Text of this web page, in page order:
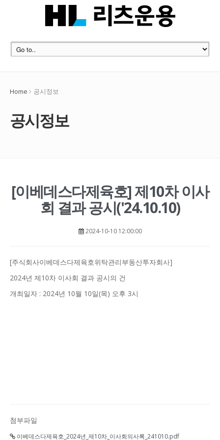
Home 공시정보
공시정보
[이베데스다제육호] 제10차 이사
회 결과 공시('24.10.10)
2024-10-10 12:00:00
[주식회사이베데스다제육호위탁관리부동산투자회사]
2024년 제10차 이사회 결과 공시의 건
개최일자 : 2024년 10월 10일(목) 오후 3시
첨부파일
이베데스다제육호_2024년_제10차_이사회의사록_241010.pdf